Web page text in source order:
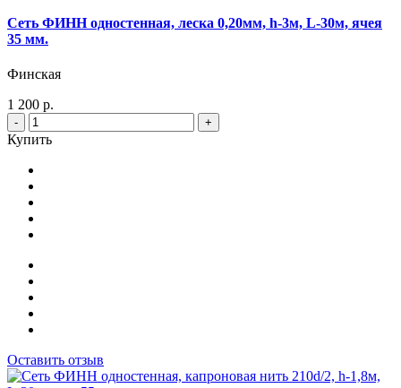
Сеть ФИНН одностенная, леска 0,20мм, h-3м, L-30м, ячея
35 мм.
Финская
1 200 р.
- +
Купить
Оставить отзыв